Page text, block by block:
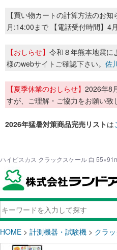
【買い物カートの計算方法のお
月:14:00まで 【電話受付時間】4
【おしらせ】 令和８年熊本地震に
様のwebサイトご確認下さい。 佐
【夏季休業のおしらせ】 2026年8
すが、ご理解・ご協力をお願い致
2026年猛暑対策商品完売リストは
ハイビスカス クラックスケール 白
HOME > 計測機器・試験機 > クラ